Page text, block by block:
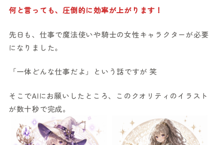
何と言っても、圧倒的に効率が上がります！
先日も、仕事で魔法使いや騎士の女性キャラクターが必要
になりました。
「一体どんな仕事だよ」という話ですが 笑
そこでAIにお願いしたところ、このクオリティのイラスト
が数十秒で完成。